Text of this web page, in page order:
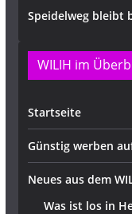
Speidelweg bleibt
WILIH im
Startseite
Günstig werben
Neues aus dem
Was ist los in